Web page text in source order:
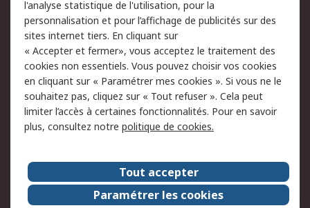
Politique de protection
des données - Mise à
jour
Sécurité des E-mails
Conditions générales
de vente
Politique anti-
corruption
Campagnes marketing
A propos de RS
A propos de RS France
Evénements
Le groupe RS Group Plc
Presse
RS dans le monde
Démarche RSE
l'analyse statistique de l'utilisation, pour la
personnalisation et pour l’affichage de publicités sur des
sites internet tiers. En cliquant sur
« Accepter et fermer», vous acceptez le traitement des
cookies non essentiels. Vous pouvez choisir vos cookies
en cliquant sur « Paramétrer mes cookies ». Si vous ne le
souhaitez pas, cliquez sur « Tout refuser ». Cela peut
limiter l’accès à certaines fonctionnalités. Pour en savoir
plus, consultez notre politique de cookies.
Tout accepter
Paramétrer les cookies